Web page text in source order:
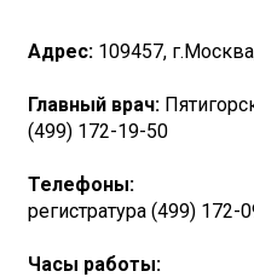
Адрес: 109457,
Главный врач:
(499) 172-19-50
Телефоны:
регистратура (499) 172-
Часы работы: